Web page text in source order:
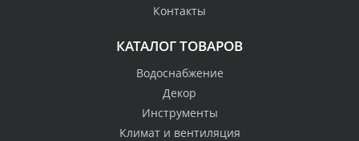
Контакты
КАТАЛОГ ТОВАРОВ
Водоснабжение
Декор
Инструменты
Климат и вентиляция